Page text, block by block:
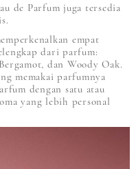
de Parfum juga tersedia
empat
dari parfum:
dan Woody Oak.
memakai parfumnya
dengan satu atau
yang lebih personal